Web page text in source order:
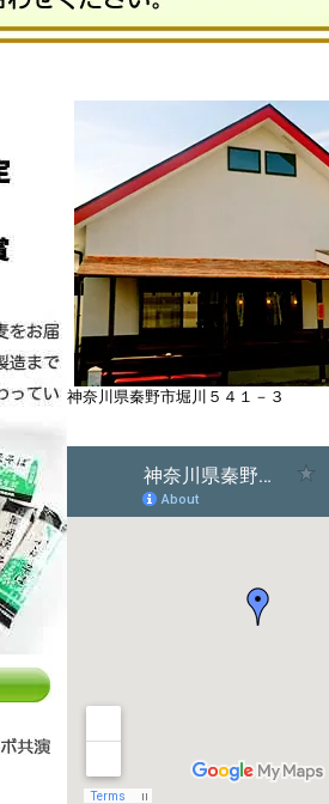
神奈川県秦野市堀川５４１－３